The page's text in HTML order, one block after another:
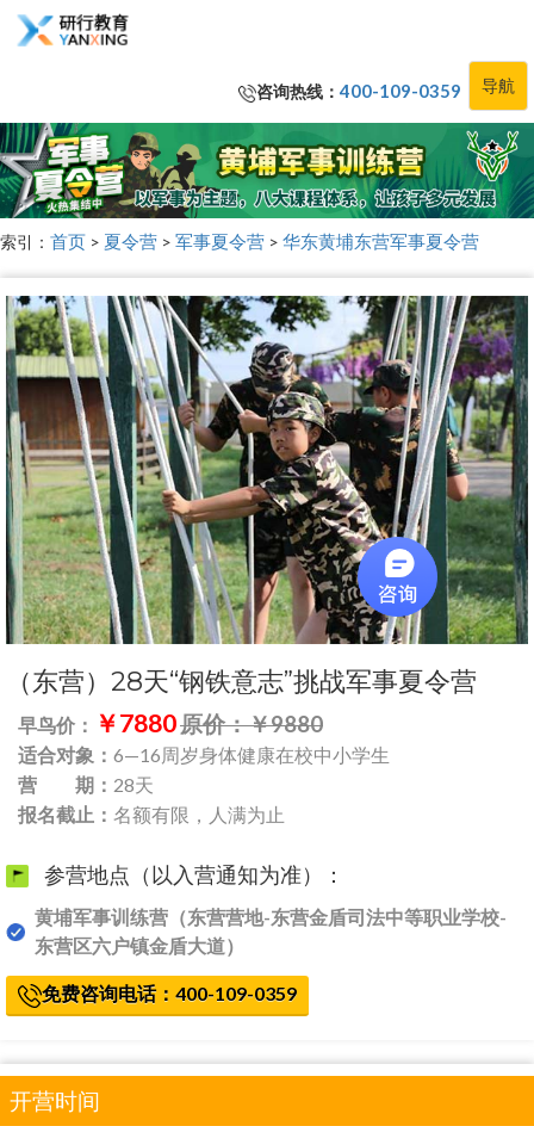
导航
咨询热线： 400-109-0359
索引： 首页 > 夏令营 > 军事夏令营 > 华东黄埔东营军事夏令营
（东营）28天“钢铁意志”挑战军事夏令营
早鸟价： ￥7880原价：￥9880
适合对象： 6—16周岁身体健康在校中小学生
营 期： 28天
报名截止： 名额有限，人满为止
参营地点（以入营通知为准）：
黄埔军事训练营（东营营地-东营金盾司法中等职业学校-
东营区六户镇金盾大道）
免费咨询电话：400-109-0359
开营时间